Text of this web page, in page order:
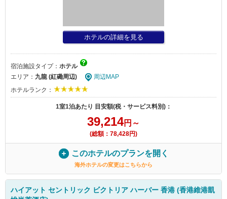
ホテルの詳細を見る
宿泊施設タイプ： ホテル
エリア： 九龍 (紅磡周辺)
周辺MAP
ホテルランク：
1室1泊あたり 目安額(税・サービス料別)：
39,214円～
(総額：78,428円)
このホテルのプランを開く
海外ホテルの変更はこちらから
ハイアット セントリック ビクトリア ハーバー 香港 (香港維港凱